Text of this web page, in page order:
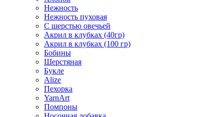
Нежность
Нежность пуховая
С шерстью овечьей
Акрил в клубках (40гр)
Акрил в клубках (100 гр)
Бобины
Шерстяная
Букле
Alize
Пехорка
YarnArt
Помпоны